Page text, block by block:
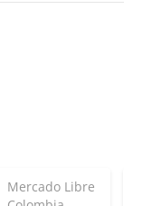
Mercado Libre